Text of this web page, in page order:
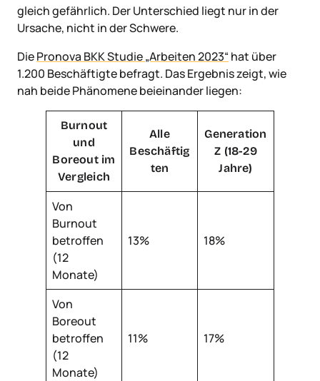
gleich gefährlich. Der Unterschied liegt nur in der
Ursache, nicht in der Schwere.
DiePronova BKK Studie „Arbeiten 2023“ hat über
1.200 Beschäftigte befragt. Das Ergebnis zeigt, wie
nah beide Phänomene beieinander liegen:
Burnout
und
Boreout im
Vergleich
Alle
Beschäftig
ten
Generation
Z (18-29
Jahre)
Von
Burnout
betroffen
(12
Monate)
13% 18%
Von
Boreout
betroffen
(12
Monate)
11% 17%